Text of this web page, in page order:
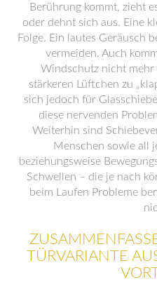
Berührung kommt, zieht
oder dehnt sich aus. Eine
Folge. Ein lautes Geräusch
vermeiden. Auch
Windschutz nicht mehr
stärkeren Lüftchen zu
sich jedoch für
diese nervenden
Weiterhin sind
Menschen sowie all
beziehungsweise
Schwellen – die je nach
beim Laufen Probleme
TÜRVARIANTE